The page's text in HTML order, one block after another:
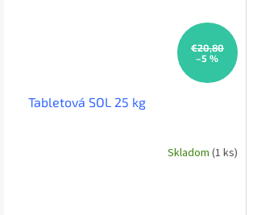
€20,80
–5 %
Tabletová SOL 25 kg
Skladom (1 ks)